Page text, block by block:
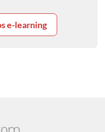
e-learning